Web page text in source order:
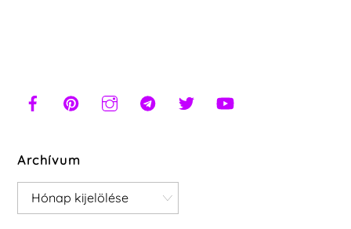
Archívum
Archívum